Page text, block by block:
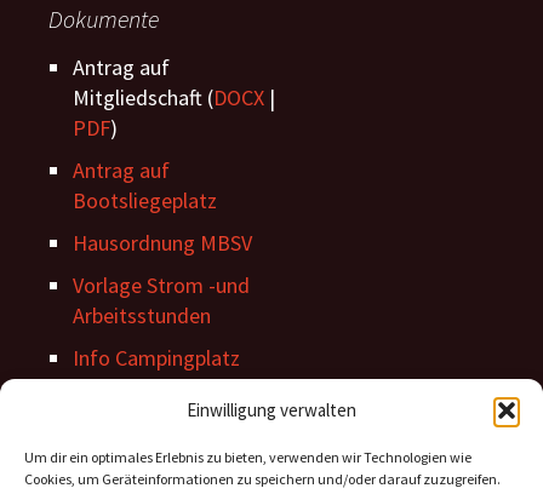
Einwilligung verwalten
Um dir ein optimales Erlebnis zu bieten, verwenden wir Technologien wie
Cookies, um Geräteinformationen zu speichern und/oder darauf zuzugreifen.
Dokumente
Antrag auf
Mitgliedschaft (DOCX |
PDF)
Antrag auf
Bootsliegeplatz
Hausordnung MBSV
Vorlage Strom -und
Arbeitsstunden
Info Campingplatz
Stegordnung